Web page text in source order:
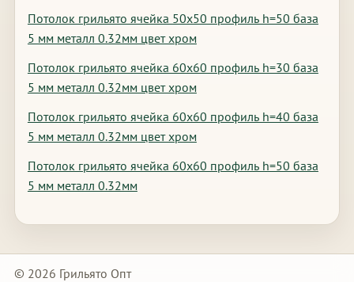
Потолок грильято ячейка 50х50 профиль h=50 база
5 мм металл 0.32мм цвет хром
Потолок грильято ячейка 60х60 профиль h=30 база
5 мм металл 0.32мм цвет хром
Потолок грильято ячейка 60х60 профиль h=40 база
5 мм металл 0.32мм цвет хром
Потолок грильято ячейка 60х60 профиль h=50 база
5 мм металл 0.32мм
© 2026 Грильято Опт